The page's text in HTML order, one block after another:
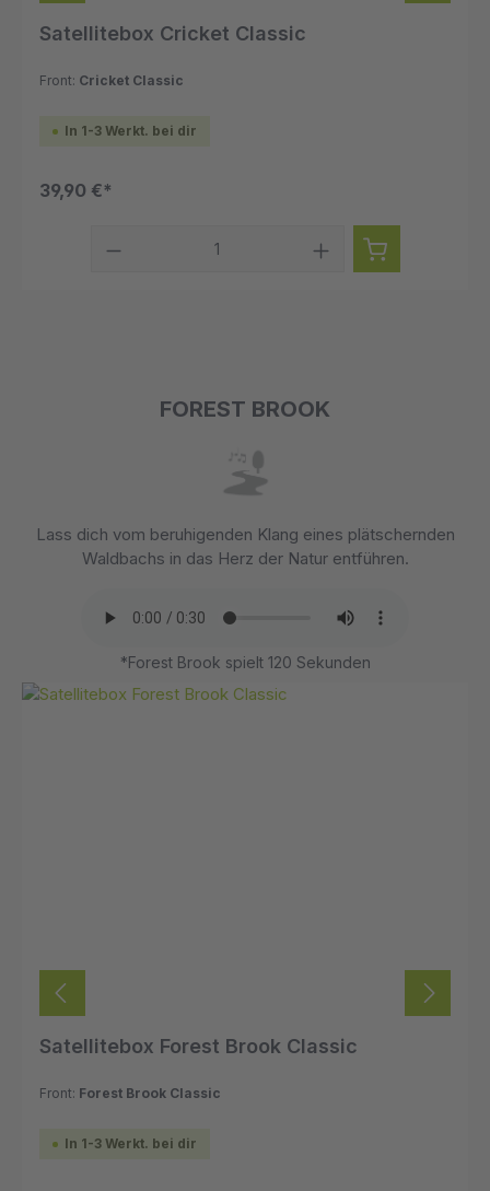
Satellitebox Cricket Classic
Front: Cricket Classic
In 1-3 Werkt. bei dir
39,90 €*
FOREST BROOK
Lass dich vom beruhigenden Klang eines plätschernden
Waldbachs in das Herz der Natur entführen.
*Forest Brook spielt 120 Sekunden
Satellitebox Forest Brook Classic
Front: Forest Brook Classic
In 1-3 Werkt. bei dir